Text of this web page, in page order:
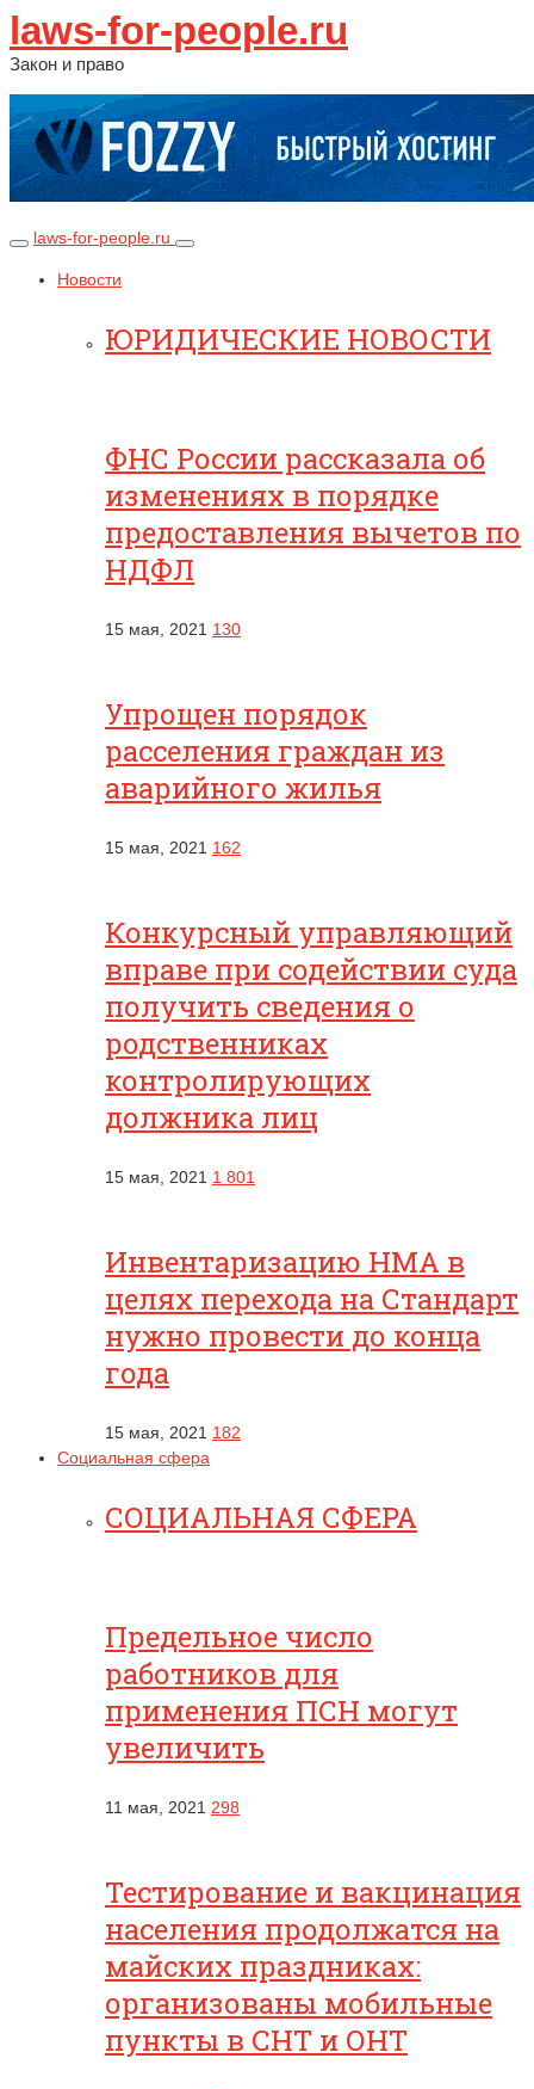
laws-for-people.ru
Закон и право
laws-for-people.ru
Новости
ЮРИДИЧЕСКИЕ НОВОСТИ
ФНС России рассказала об
изменениях в порядке
предоставления вычетов по
НДФЛ
15 мая, 2021 130
Упрощен порядок
расселения граждан из
аварийного жилья
15 мая, 2021 162
Конкурсный управляющий
вправе при содействии суда
получить сведения о
родственниках
контролирующих
должника лиц
15 мая, 2021 1 801
Инвентаризацию НМА в
целях перехода на Стандарт
нужно провести до конца
года
15 мая, 2021 182
Социальная сфера
СОЦИАЛЬНАЯ СФЕРА
Предельное число
работников для
применения ПСН могут
увеличить
11 мая, 2021 298
Тестирование и вакцинация
населения продолжатся на
майских праздниках:
организованы мобильные
пункты в СНТ и ОНТ